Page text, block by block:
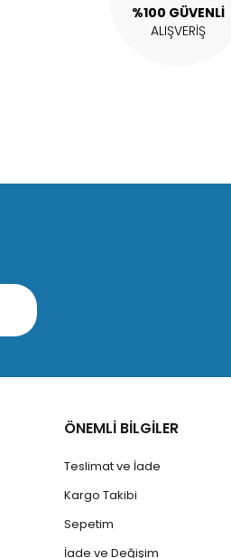
%100 GÜVENLİ
ALIŞVERİŞ
ÖNEMLİ BİLGİLER
Teslimat ve İade
Kargo Takibi
Sepetim
İade ve Değişim